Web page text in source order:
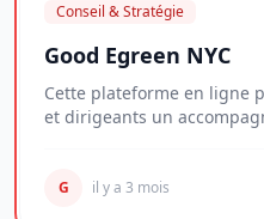
Conseil & Stratégie
Good Egreen NYC
Cette plateforme en ligne
et dirigeants un
G il y a 3 mois